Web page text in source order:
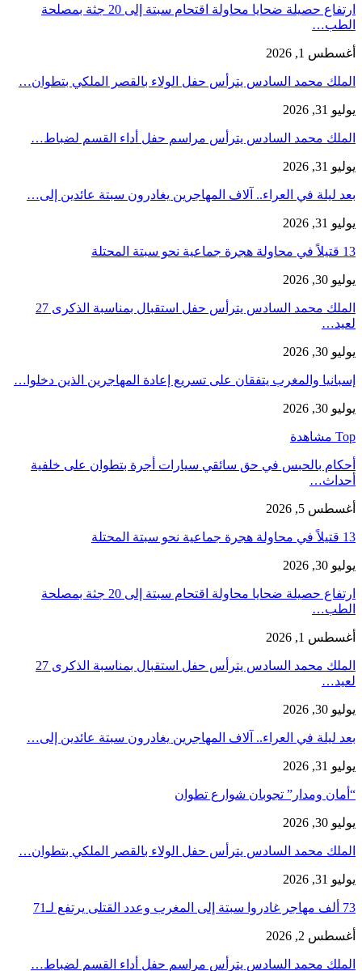
ارتفاع حصيلة ضحايا محاولة اقتحام سبتة إلى 20 جثة بمصلحة
الطب…
أغسطس 1, 2026
الملك محمد السادس يترأس حفل الولاء بالقصر الملكي بتطوان…
يوليو 31, 2026
الملك محمد السادس يترأس مراسم حفل أداء القسم لضباط…
يوليو 31, 2026
بعد ليلة في العراء.. آلاف المهاجرين يغادرون سبتة عائدين إلى…
يوليو 31, 2026
13 قتيلاً في محاولة هجرة جماعية نحو سبتة المحتلة
يوليو 30, 2026
الملك محمد السادس يترأس حفل استقبال بمناسبة الذكرى 27
لعيد…
يوليو 30, 2026
إسبانيا والمغرب يتفقان على تسريع إعادة المهاجرين الذين دخلوا…
يوليو 30, 2026
Top مشاهدة
أحكام بالحبس في حق سائقي سيارات أجرة بتطوان على خلفية
أحداث…
أغسطس 5, 2026
13 قتيلاً في محاولة هجرة جماعية نحو سبتة المحتلة
يوليو 30, 2026
ارتفاع حصيلة ضحايا محاولة اقتحام سبتة إلى 20 جثة بمصلحة
الطب…
أغسطس 1, 2026
الملك محمد السادس يترأس حفل استقبال بمناسبة الذكرى 27
لعيد…
يوليو 30, 2026
بعد ليلة في العراء.. آلاف المهاجرين يغادرون سبتة عائدين إلى…
يوليو 31, 2026
“أمان ومدار” تجوبان شوارع تطوان
يوليو 30, 2026
الملك محمد السادس يترأس حفل الولاء بالقصر الملكي بتطوان…
يوليو 31, 2026
73 ألف مهاجر غادروا سبتة إلى المغرب وعدد القتلى يرتفع لـ71
أغسطس 2, 2026
الملك محمد السادس يترأس مراسم حفل أداء القسم لضباط…